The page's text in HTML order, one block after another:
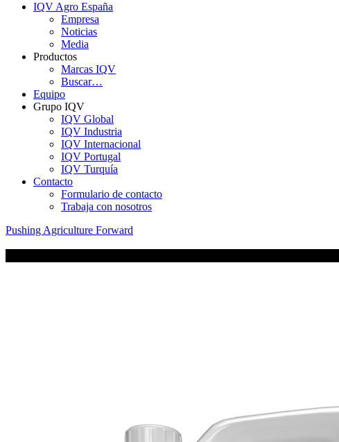
IQV Agro España
Empresa
Noticias
Media
Productos
Marcas IQV
Buscar…
Equipo
Grupo IQV
IQV Global
IQV Industria
IQV Internacional
IQV Portugal
IQV Turquía
Contacto
Formulario de contacto
Trabaja con nosotros
Pushing Agriculture Forward